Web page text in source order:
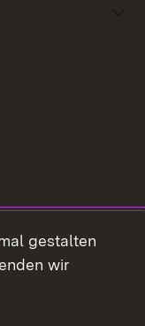
gestalten
wir